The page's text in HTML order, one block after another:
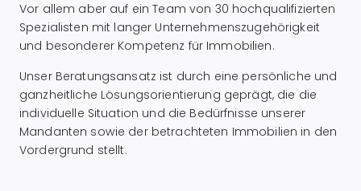
Vor allem aber auf ein Team von 30 hochqualifizierten
Spezialisten mit langer Unternehmenszugehörigkeit
und besonderer Kompetenz für Immobilien.
Unser Beratungsansatz ist durch eine persönliche und
ganzheitliche Lösungsorientierung geprägt, die die
individuelle Situation und die Bedürfnisse unserer
Mandanten sowie der betrachteten Immobilien in den
Vordergrund stellt.